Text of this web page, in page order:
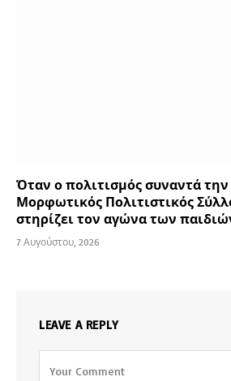
Όταν ο πολιτισμός συναντά
Μορφωτικός Πολιτιστικός
στηρίζει τον αγώνα των
7 Αυγούστου, 2026
LEAVE A REPLY